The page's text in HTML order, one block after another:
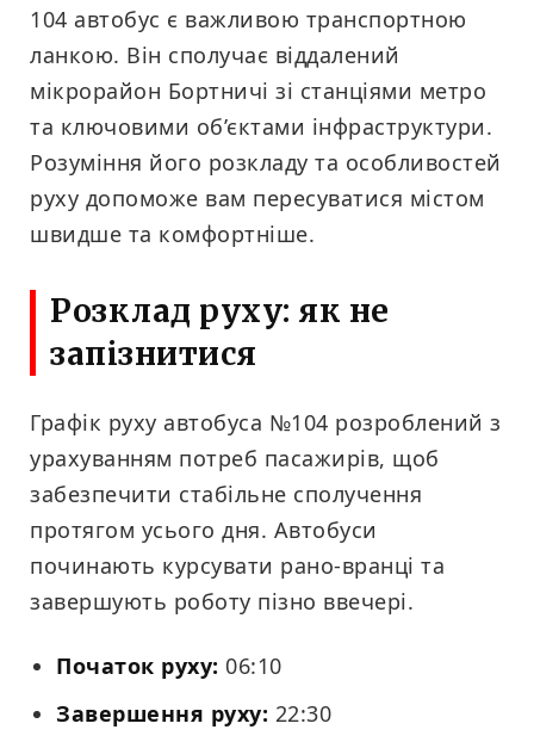
104 автобус є важливою транспортною
ланкою. Він сполучає віддалений
мікрорайон Бортничі зі станціями метро
та ключовими об’єктами інфраструктури.
Розуміння його розкладу та особливостей
руху допоможе вам пересуватися містом
швидше та комфортніше.
Розклад руху: як не
запізнитися
Графік руху автобуса №104 розроблений з
урахуванням потреб пасажирів, щоб
забезпечити стабільне сполучення
протягом усього дня. Автобуси
починають курсувати рано-вранці та
завершують роботу пізно ввечері.
Початок руху: 06:10
Завершення руху: 22:30